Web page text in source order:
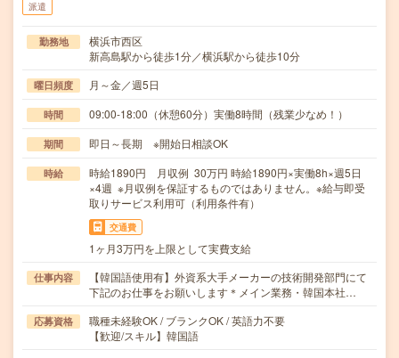
派遣
勤務地
横浜市西区
新高島駅から徒歩1分／横浜駅から徒歩10分
曜日頻度 月～金／週5日
時間 09:00-18:00（休憩60分）実働8時間（残業少なめ！）
期間 即日～長期 ※開始日相談OK
時給
時給1890円 月収例 30万円 時給1890円×実働8h×週5日
×4週 ※月収例を保証するものではありません。※給与即受
取りサービス利用可（利用条件有）
交通費
1ヶ月3万円を上限として実費支給
仕事内容
【韓国語使用有】外資系大手メーカーの技術開発部門にて
下記のお仕事をお願いします＊メイン業務・韓国本社…
応募資格
職種未経験OK / ブランクOK / 英語力不要
【歓迎/スキル】韓国語